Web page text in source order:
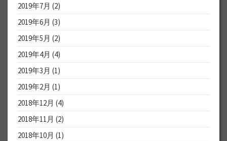
2019年7月 (2)
2019年6月 (3)
2019年5月 (2)
2019年4月 (4)
2019年3月 (1)
2019年2月 (1)
2018年12月 (4)
2018年11月 (2)
2018年10月 (1)